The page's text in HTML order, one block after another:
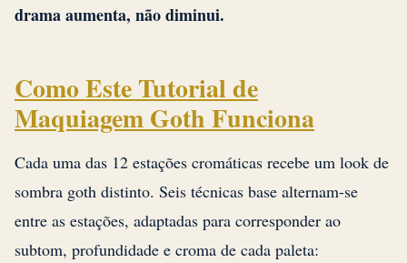
drama aumenta, não diminui.
Como Este Tutorial de
Maquiagem Goth Funciona
Cada uma das 12 estações cromáticas recebe um look de
sombra goth distinto. Seis técnicas base alternam-se
entre as estações, adaptadas para corresponder ao
subtom, profundidade e croma de cada paleta: